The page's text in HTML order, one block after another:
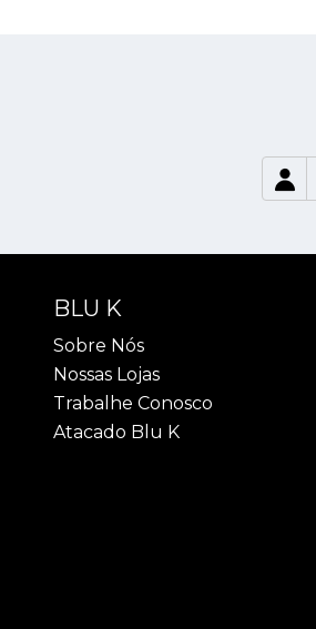
BLU K
Sobre Nós
Nossas Lojas
Trabalhe Conosco
Atacado Blu K